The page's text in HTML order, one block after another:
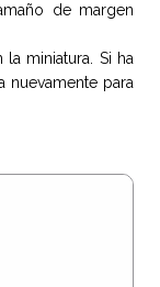
de margen
miniatura. Si ha
nuevamente para